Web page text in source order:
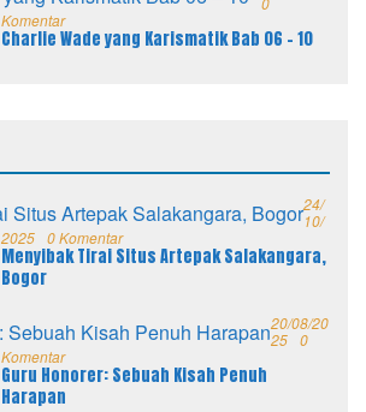
Komentar
Charlie Wade yang Karismatik Bab 06 – 10
24/
10/
2025 0 Komentar
Menyibak Tirai Situs Artepak Salakangara,
Bogor
20/08/20
25 0
Komentar
Guru Honorer: Sebuah Kisah Penuh
Harapan